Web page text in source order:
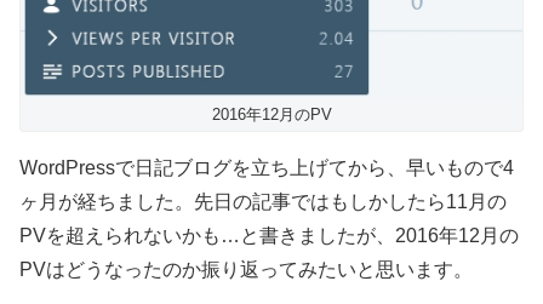
2016年12月のPV
WordPressで日記ブログを立ち上げてから、早いもので4
ヶ月が経ちました。先日の記事ではもしかしたら11月の
PVを超えられないかも…と書きましたが、2016年12月の
PVはどうなったのか振り返ってみたいと思います。